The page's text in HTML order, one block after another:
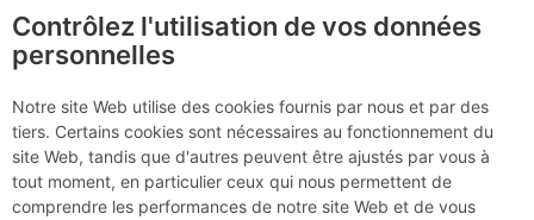
certaines pages ne sont plus accessibles, manquantes ou
incomplètes, déconnectez-vous puis reconnectez-vous à votre
compte sur le site.
Alpi Glaronesi
Type de région massif
Contrôlez l'utilisation de vos données
personnelles
Notre site Web utilise des cookies fournis par nous et par des
tiers. Certains cookies sont nécessaires au fonctionnement du
site Web, tandis que d'autres peuvent être ajustés par vous à
tout moment, en particulier ceux qui nous permettent de
comprendre les performances de notre site Web et de vous